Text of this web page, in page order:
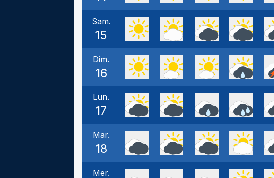
Sam.
15
Dim.
16
Lun.
17
Mar.
18
Mer.